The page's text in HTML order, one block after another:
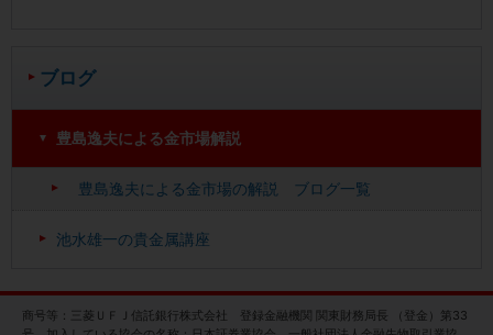
ブログ
豊島逸夫による金市場解説
豊島逸夫による金市場の解説 ブログ一覧
池水雄一の貴金属講座
商号等：三菱ＵＦＪ信託銀行株式会社 登録金融機関 関東財務局長 （登金）第33